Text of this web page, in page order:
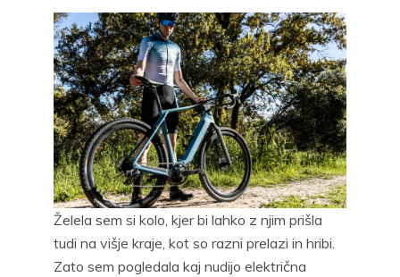
Želela sem si kolo, kjer bi lahko z njim prišla
tudi na višje kraje, kot so razni prelazi in hribi.
Zato sem pogledala kaj nudijo električna